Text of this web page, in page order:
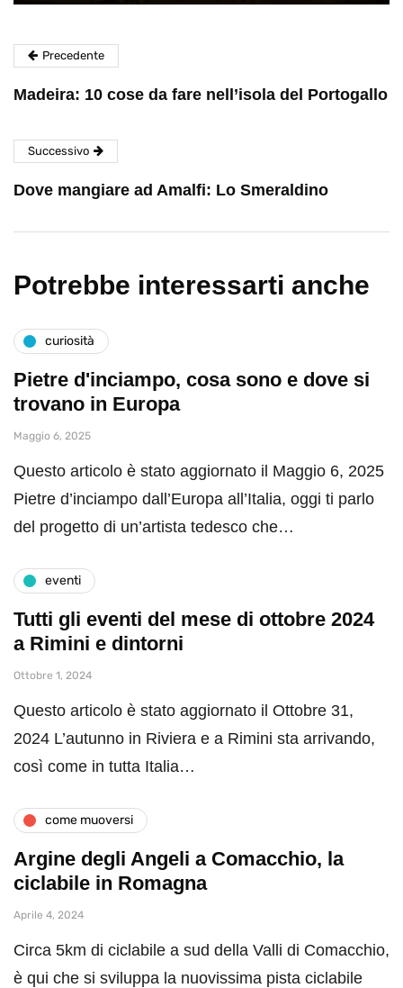
Precedente
Madeira: 10 cose da fare nell’isola del Portogallo
Successivo
Dove mangiare ad Amalfi: Lo Smeraldino
Potrebbe interessarti anche
curiosità
Pietre d'inciampo, cosa sono e dove si
trovano in Europa
Maggio 6, 2025
Questo articolo è stato aggiornato il Maggio 6, 2025
Pietre d’inciampo dall’Europa all’Italia, oggi ti parlo
del progetto di un’artista tedesco che…
eventi
Tutti gli eventi del mese di ottobre 2024
a Rimini e dintorni
Ottobre 1, 2024
Questo articolo è stato aggiornato il Ottobre 31,
2024 L’autunno in Riviera e a Rimini sta arrivando,
così come in tutta Italia…
come muoversi
Argine degli Angeli a Comacchio, la
ciclabile in Romagna
Aprile 4, 2024
Circa 5km di ciclabile a sud della Valli di Comacchio,
è qui che si sviluppa la nuovissima pista ciclabile